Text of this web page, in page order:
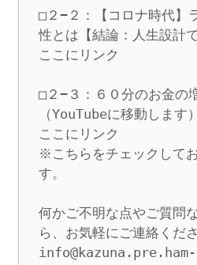
□２−２：【コロナ時代】
性とは【結論：人生設計
ここにリンク
□２−３：６０分のお金の
（YouTubeに移動します）
ここにリンク
※こちらをチェックして
す。
何かご不明な点やご質問
ら、お気軽にご連絡くだ